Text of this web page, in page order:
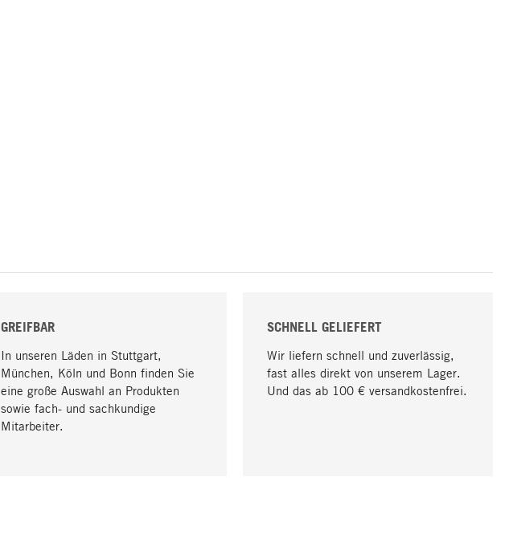
GREIFBAR
In unseren Läden in Stuttgart,
München, Köln und Bonn finden Sie
eine große Auswahl an Produkten
sowie fach- und sachkundige
Mitarbeiter.
SCHNELL GELIEFERT
Wir liefern schnell und zuverlässig,
fast alles direkt von unserem Lager.
Und das ab 100 € versandkostenfrei.